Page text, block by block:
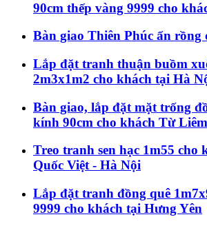
90cm thếp vàng 9999 cho
Bàn giao Thiên Phúc ấn rồng
Lắp đặt tranh thuận buồm
2m3x1m2 cho khách tại Hà
Bàn giao, lắp đặt mặt trống
kính 90cm cho khách Từ
Treo tranh sen hạc 1m55 cho
Quốc Việt - Hà Nội
Lắp đặt tranh đồng quê
9999 cho khách tại Hưng Yên